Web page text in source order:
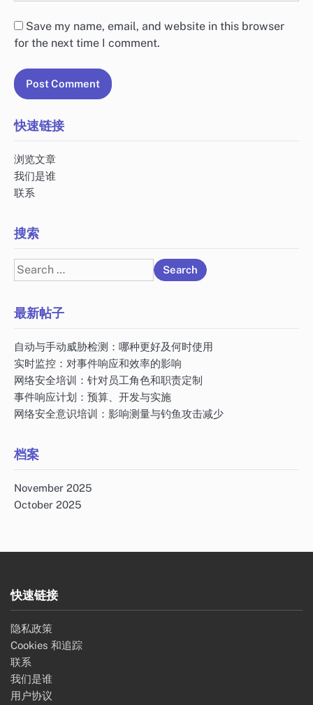
Save my name, email, and website in this browser
for the next time I comment.
快速链接
浏览文章
我们是谁
联系
搜索
Search
for:
最新帖子
自动与手动威胁检测：哪种更好及何时使用
实时监控：对事件响应和效率的影响
网络安全培训：针对员工角色和职责定制
事件响应计划：预算、开发与实施
网络安全意识培训：影响测量与钓鱼攻击减少
档案
November 2025
October 2025
快速链接
隐私政策
Cookies 和追踪
联系
我们是谁
用户协议